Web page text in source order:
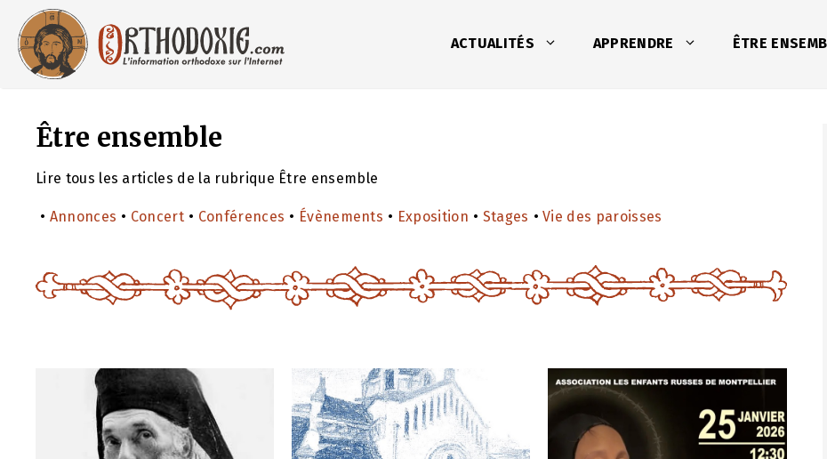
contenu
ACTUALITÉS APPRENDRE ÊTRE
Être ensemble
Lire tous les articles de la rubrique Être ensemble
• Annonces • Concert • Conférences • Évènements • Exposition • Stages •Vie des paroisses